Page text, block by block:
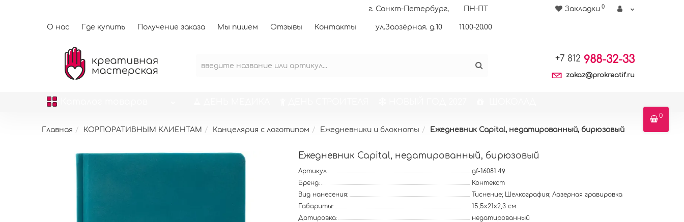
О нас Где купить Получение заказа Мы пишем Отзывы Контакты
г. Санкт-Петербург,
ул.Заозёрная. д.10
ПН-ПТ
11.00-20.00
Закладки 0
+7 812 988-32-33
zakaz@prokreatif.ru
0
Главная КОРПОРАТИВНЫМ КЛИЕНТАМ Канцелярия с логотипом Ежедневники и блокноты Ежедневник Capital, недатированный, бирюзовый
Ежедневник Capital, недатированный, бирюзовый
Артикул
gf-16081.49
Бренд:
Контекст
Вид нанесения:
Тиснение; Шелкография; Лазерная гравировка
Габариты:
15,5х21х2,3 см
Датировка:
недатированный